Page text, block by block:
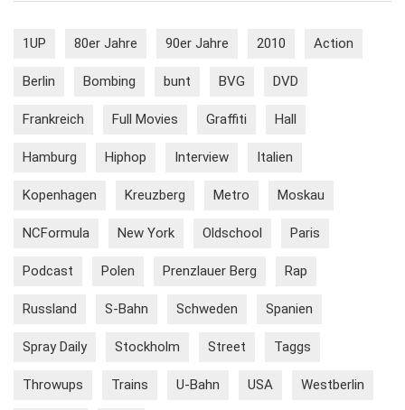
1UP 80er Jahre 90er Jahre 2010 Action
Berlin Bombing bunt BVG DVD
Frankreich Full Movies Graffiti Hall
Hamburg Hiphop Interview Italien
Kopenhagen Kreuzberg Metro Moskau
NCFormula New York Oldschool Paris
Podcast Polen Prenzlauer Berg Rap
Russland S-Bahn Schweden Spanien
Spray Daily Stockholm Street Taggs
Throwups Trains U-Bahn USA Westberlin